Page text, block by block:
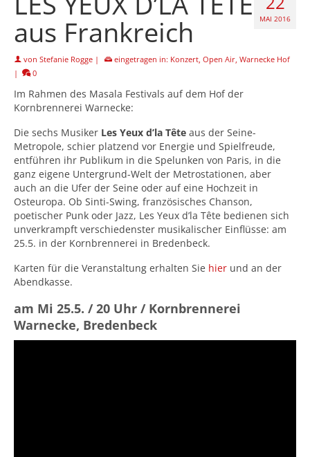
MAI 2016
aus Frankreich
von Stefanie Rogge | eingetragen in: Konzert, Open Air, Warnecke Hof
|
0
Im Rahmen des Masala Festivals auf dem Hof der
Kornbrennerei Warnecke:
Die sechs Musiker Les Yeux d’la Tête aus der Seine-
Metropole, schier platzend vor Energie und Spielfreude,
entführen ihr Publikum in die Spelunken von Paris, in die
ganz eigene Untergrund-Welt der Metrostationen, aber
auch an die Ufer der Seine oder auf eine Hochzeit in
Osteuropa. Ob Sinti-Swing, französisches Chanson,
poetischer Punk oder Jazz, Les Yeux d’la Tête bedienen sich
unverkrampft verschiedenster musikalischer Einflüsse: am
25.5. in der Kornbrennerei in Bredenbeck.
Karten für die Veranstaltung erhalten Sie hier und an der
Abendkasse.
am Mi 25.5. / 20 Uhr / Kornbrennerei
Warnecke, Bredenbeck